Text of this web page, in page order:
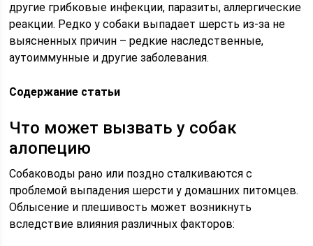
другие грибковые инфекции, паразиты, аллергические
реакции. Редко у собаки выпадает шерсть из-за не
выясненных причин – редкие наследственные,
аутоиммунные и другие заболевания.
Содержание статьи
Что может вызвать у собак
алопецию
Собаководы рано или поздно сталкиваются с
проблемой выпадения шерсти у домашних питомцев.
Облысение и плешивость может возникнуть
вследствие влияния различных факторов: